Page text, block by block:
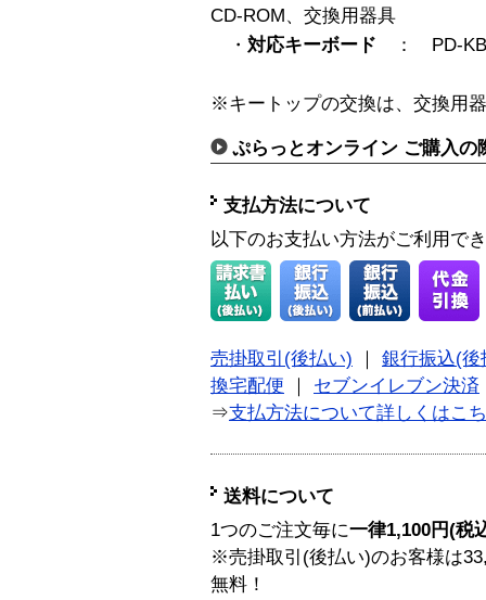
CD-ROM、交換用器具
・ 対応キーボード ： PD-
※キートップの交換は、交換用
ぷらっとオンライン ご購入の
支払方法について
以下のお支払い方法がご利用で
売掛取引(後払い)
銀行振込(後
換宅配便
セブンイレブン決済
⇒支払方法について詳しくはこ
送料について
1つのご注文毎に一律1,100円(税
※売掛取引(後払い)のお客様は
無料！